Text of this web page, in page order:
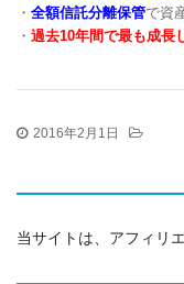
・ 全額信託分離保管で資
・ 過去10年間で最も成長
2016年2月1日
当サイトは、アフィリ